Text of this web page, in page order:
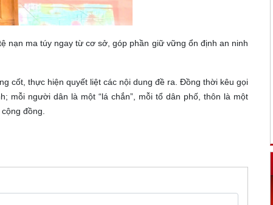
nạn ma túy ngay từ cơ sở, góp phần giữ vững ổn định an ninh
cốt, thực hiện quyết liệt các nội dung đề ra. Đồng thời kêu gọi
mỗi người dân là một “lá chắn”, mỗi tổ dân phố, thôn là một
đồng.